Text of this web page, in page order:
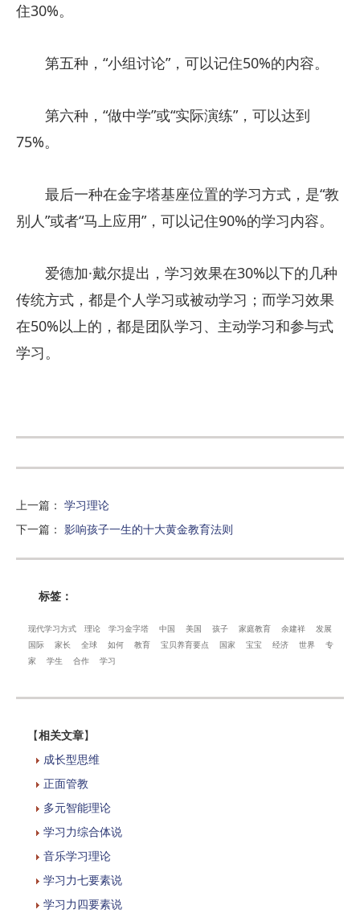
住30%。
第五种，“小组讨论”，可以记住50%的内容。
第六种，“做中学”或“实际演练”，可以达到
75%。
最后一种在金字塔基座位置的学习方式，是“教
别人”或者“马上应用”，可以记住90%的学习内容。
爱德加·戴尔提出，学习效果在30%以下的几种
传统方式，都是个人学习或被动学习；而学习效果
在50%以上的，都是团队学习、主动学习和参与式
学习。
上一篇 ： 学习理论
下一篇 ： 影响孩子一生的十大黄金教育法则
标签：
现代学习方式 理论 学习金字塔 中国 美国 孩子 家庭教育 余建祥
发展
国际
家长 全球 如何 教育 宝贝养育要点 国家 宝宝 经济 世界
专
家
学生 合作 学习
【相关文章】
成长型思维
正面管教
多元智能理论
学习力综合体说
音乐学习理论
学习力七要素说
学习力四要素说